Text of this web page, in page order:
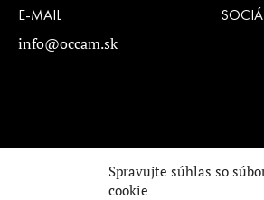
Spravujte súhlas so
cookie
E-MAIL
info@occam.sk